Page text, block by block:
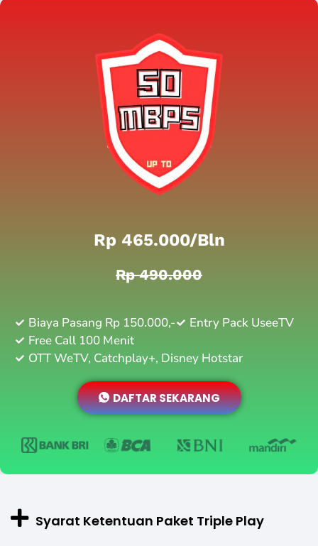
Rp 465.000/bln
Rp 490.000
Biaya Pasang Rp 150.000,-
Entry Pack UseeTV
Free Call 100 Menit
OTT WeTV, Catchplay+, Disney Hotstar
DAFTAR SEKARANG
Syarat Ketentuan Paket Triple Play